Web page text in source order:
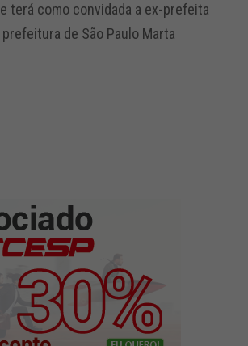
terá como convidada a ex-prefeita
de São Paulo Marta